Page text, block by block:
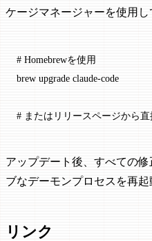
ケージマネージャーを使用し
# Homebrewを使用
brew upgrade claude-code
# またはリリースページから
アップデート後、すべての
ブなデーモンプロセスを再起
リンク